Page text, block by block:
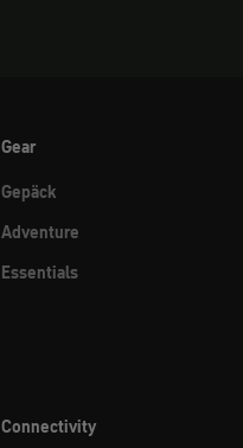
Gear
Gepäck
Adventure
Essentials
Connectivity